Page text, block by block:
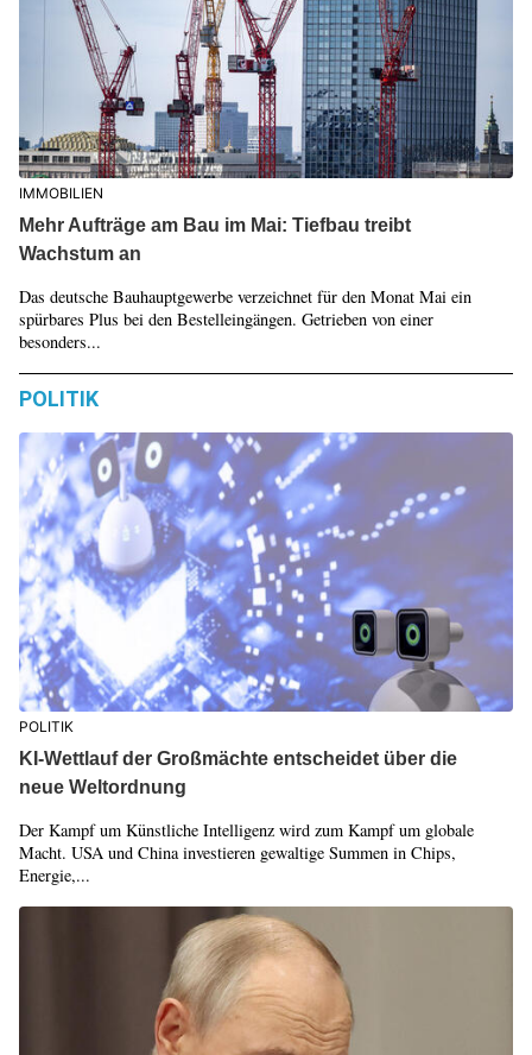
IMMOBILIEN
Mehr Aufträge am Bau im Mai: Tiefbau treibt
Wachstum an
Das deutsche Bauhauptgewerbe verzeichnet für den Monat Mai ein
spürbares Plus bei den Bestelleingängen. Getrieben von einer
besonders...
POLITIK
POLITIK
KI-Wettlauf der Großmächte entscheidet über die
neue Weltordnung
Der Kampf um Künstliche Intelligenz wird zum Kampf um globale
Macht. USA und China investieren gewaltige Summen in Chips,
Energie,...